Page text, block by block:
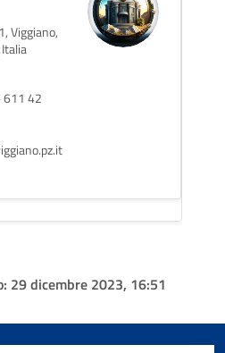
Viggiano,
611 42
29 dicembre 2023, 16:51